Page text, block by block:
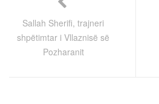
Sallah Sherifi, trajneri
shpëtimtar i Vllaznisë së
Pozharanit